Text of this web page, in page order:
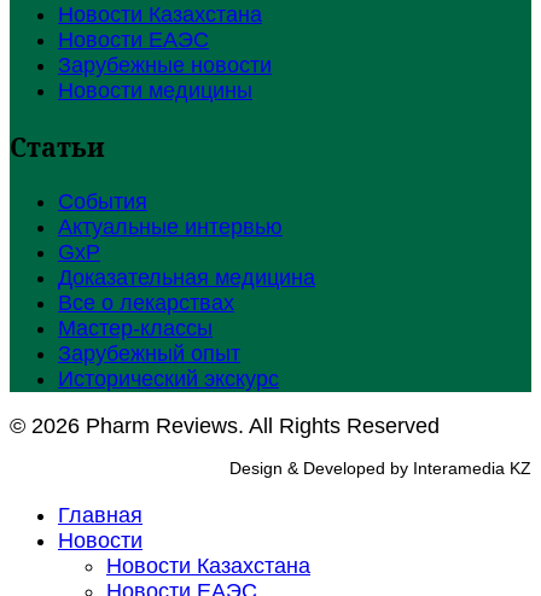
Новости Казахстана
Новости ЕАЭС
Зарубежные новости
Новости медицины
Статьи
События
Актуальные интервью
GxP
Доказательная медицина
Все о лекарствах
Мастер-классы
Зарубежный опыт
Исторический экскурс
© 2026 Pharm Reviews. All Rights Reserved
Design & Developed by Interamedia KZ
Главная
Новости
Новости Казахстана
Новости ЕАЭС